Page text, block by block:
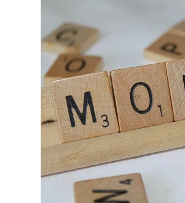
Los fondos de inversión en
de 450.889 millones de euros